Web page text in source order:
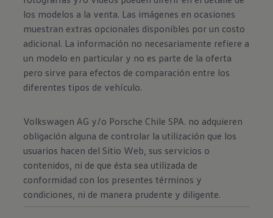
los modelos a la venta. Las imágenes en ocasiones
muestran extras opcionales disponibles por un costo
adicional. La información no necesariamente refiere a
un modelo en particular y no es parte de la oferta
pero sirve para efectos de comparación entre los
diferentes tipos de vehículo.
Volkswagen AG y/o Porsche Chile SPA. no adquieren
obligación alguna de controlar la utilización que los
usuarios hacen del Sitio Web, sus servicios o
contenidos, ni de que ésta sea utilizada de
conformidad con los presentes términos y
condiciones, ni de manera prudente y diligente.